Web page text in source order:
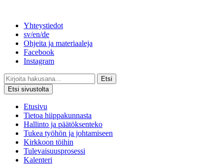
Yhteystiedot
sv/en/de
Ohjeita ja materiaaleja
Facebook
Instagram
Etsi
Etsi sivustolta
Etusivu
Tietoa hiippakunnasta
Hallinto ja päätöksenteko
Tukea työhön ja johtamiseen
Kirkkoon töihin
Tulevaisuusprosessi
Kalenteri